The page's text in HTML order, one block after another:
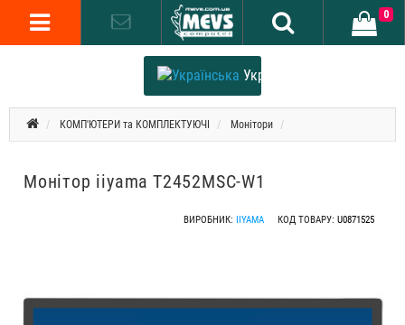
Українська
0
КОМП'ЮТЕРИ та КОМПЛЕКТУЮЧІ Монітори
Монітор iiyama T2452MSC-W1
ВИРОБНИК: IIYAMA КОД ТОВАРУ: U0871525